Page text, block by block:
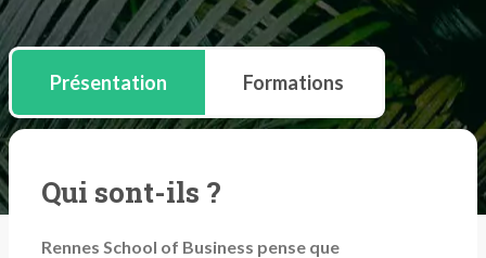
Présentation Formations
Qui sont-ils ?
Rennes School of Business pense que